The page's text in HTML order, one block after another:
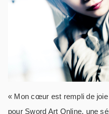
« Mon cœur est rempli de
pour Sword Art Online, une